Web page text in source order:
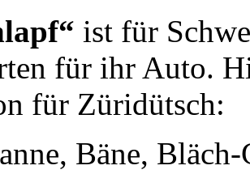
ist für
für ihr Auto.
für Züridütsch:
Bäne,